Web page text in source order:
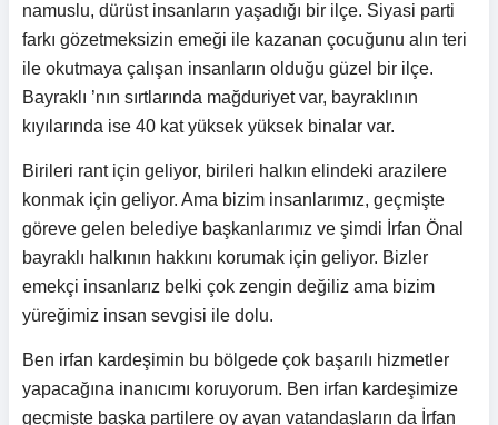
namuslu, dürüst insanların yaşadığı bir ilçe. Siyasi parti
farkı gözetmeksizin emeği ile kazanan çocuğunu alın teri
ile okutmaya çalışan insanların olduğu güzel bir ilçe.
Bayraklı ’nın sırtlarında mağduriyet var, bayraklının
kıyılarında ise 40 kat yüksek yüksek binalar var.
Birileri rant için geliyor, birileri halkın elindeki arazilere
konmak için geliyor. Ama bizim insanlarımız, geçmişte
göreve gelen belediye başkanlarımız ve şimdi İrfan Önal
bayraklı halkının hakkını korumak için geliyor. Bizler
emekçi insanlarız belki çok zengin değiliz ama bizim
yüreğimiz insan sevgisi ile dolu.
Ben irfan kardeşimin bu bölgede çok başarılı hizmetler
yapacağına inanıcımı koruyorum. Ben irfan kardeşimize
geçmişte başka partilere oy ayan vatandaşların da İrfan